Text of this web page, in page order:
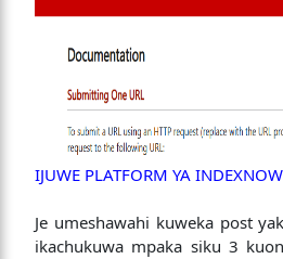
IJUWE PLATFORM YA INDEXNOW
Je umeshawahi kuweka post
ikachukuwa mpaka siku 3